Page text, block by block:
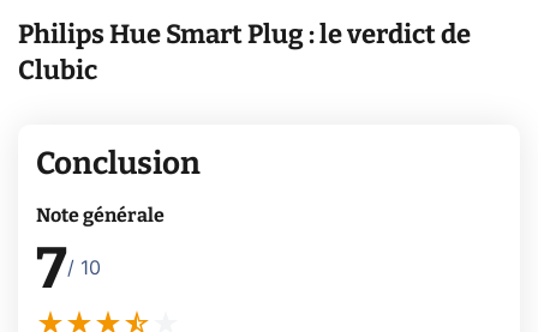
Philips Hue Smart Plug : le verdict de
Clubic
Conclusion
Note générale
7/ 10